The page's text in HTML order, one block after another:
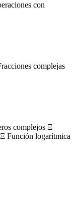
con
complejas
complejos Ξ
Función logarítmica